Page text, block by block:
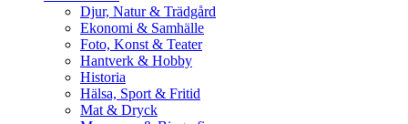
Djur, Natur & Trädgård
Ekonomi & Samhälle
Foto, Konst & Teater
Hantverk & Hobby
Historia
Hälsa, Sport & Fritid
Mat & Dryck